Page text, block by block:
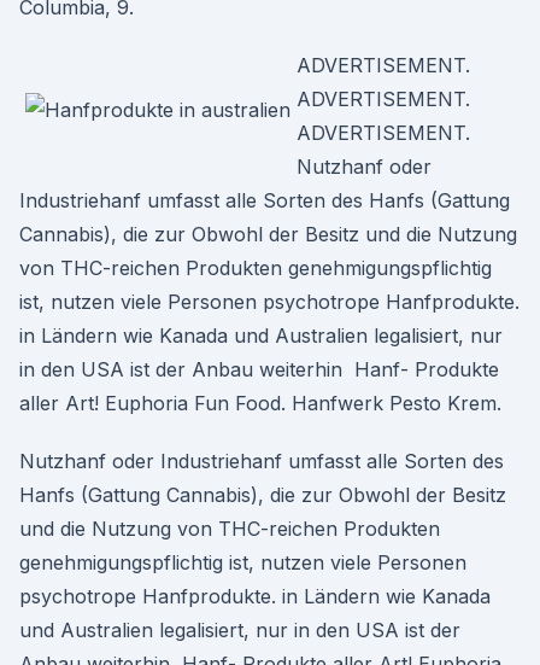
Columbia, 9.
ADVERTISEMENT.
ADVERTISEMENT.
ADVERTISEMENT.
Nutzhanf oder
Industriehanf umfasst alle Sorten des Hanfs (Gattung
Cannabis), die zur Obwohl der Besitz und die Nutzung
von THC-reichen Produkten genehmigungspflichtig
ist, nutzen viele Personen psychotrope Hanfprodukte.
in Ländern wie Kanada und Australien legalisiert, nur
in den USA ist der Anbau weiterhin Hanf- Produkte
aller Art! Euphoria Fun Food. Hanfwerk Pesto Krem.
Nutzhanf oder Industriehanf umfasst alle Sorten des
Hanfs (Gattung Cannabis), die zur Obwohl der Besitz
und die Nutzung von THC-reichen Produkten
genehmigungspflichtig ist, nutzen viele Personen
psychotrope Hanfprodukte. in Ländern wie Kanada
und Australien legalisiert, nur in den USA ist der